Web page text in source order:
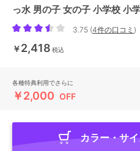
っ水 男の子 女の子 小学校 小
3.75 (4件の口コミ )
￥2,418 税込
各種特典利用でさらに
￥2,000 OFF
カラー・サ